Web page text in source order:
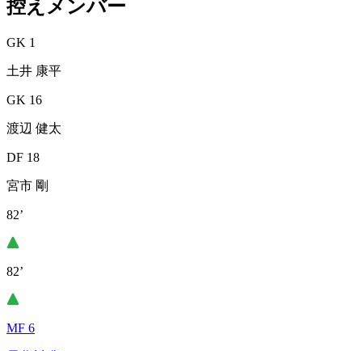
控えメンバー
GK 1
土井 康平
GK 16
渡辺 健太
DF 18
宮市 剛
82’
82’
MF 6